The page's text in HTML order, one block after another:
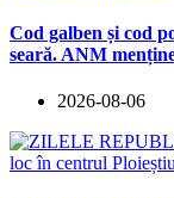
Cod galben și cod
seară. ANM
2026-08-06